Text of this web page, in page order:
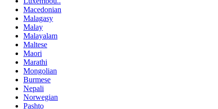
Macedonian
Malagasy
Malay
Malayalam
Maltese
Maori
Marathi
Mongolian
Burmese
Nepali
Norwegian
Pashto